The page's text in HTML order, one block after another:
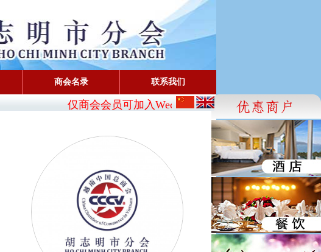
商会名录 联系我们
仅商会会员可加入Wechat: CBA_SG - FaceBook: